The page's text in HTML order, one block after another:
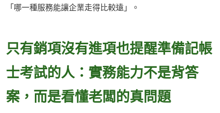
「哪一種服務能讓企業走得比較遠」。
只有銷項沒有進項也提醒準備記帳
士考試的人：實務能力不是背答
案，而是看懂老闆的真問題